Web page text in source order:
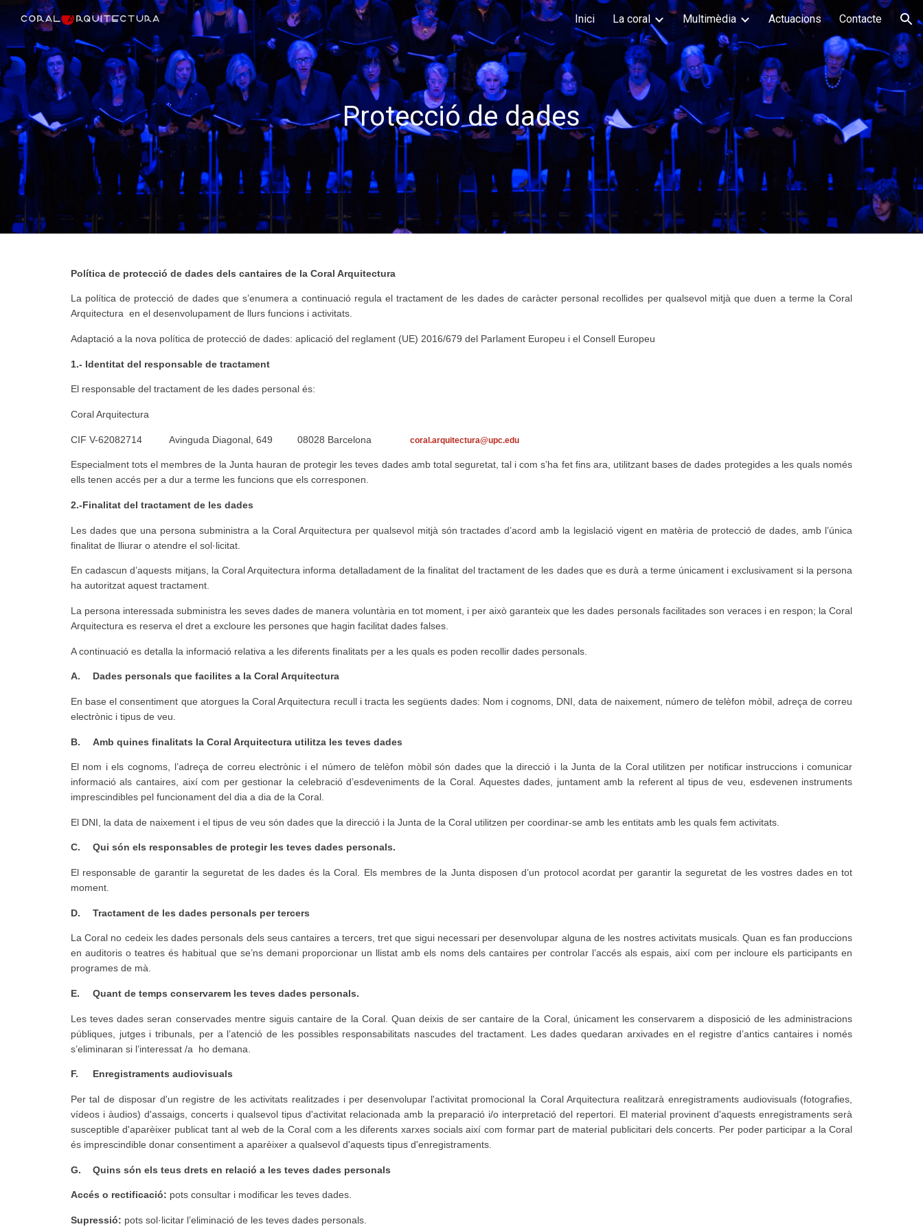
Skip to main content Skip to navigation
Inici La coral Multimèdia Actuacions Contacte
Protecció de dades
Política de protecció de dades dels cantaires de la Coral Arquitectura
La política de protecció de dades que s’enumera a continuació regula el tractament de les dades de caràcter personal recollides per qualsevol mitjà que duen a terme la Coral
Arquitectura en el desenvolupament de llurs funcions i activitats.
Adaptació a la nova política de protecció de dades: aplicació del reglament (UE) 2016/679 del Parlament Europeu i el Consell Europeu
1.- Identitat del responsable de tractament
El responsable del tractament de les dades personal és:
Coral Arquitectura
CIF V-62082714 Avinguda Diagonal, 649 08028 Barcelona coral.arquitectura@upc.edu
Especialment tots el membres de la Junta hauran de protegir les teves dades amb total seguretat, tal i com s’ha fet fins ara, utilitzant bases de dades protegides a les quals només
ells tenen accés per a dur a terme les funcions que els corresponen.
2.-Finalitat del tractament de les dades
Les dades que una persona subministra a la Coral Arquitectura per qualsevol mitjà són tractades d’acord amb la legislació vigent en matèria de protecció de dades, amb l’única
finalitat de lliurar o atendre el sol·licitat.
En cadascun d’aquests mitjans, la Coral Arquitectura informa detalladament de la finalitat del tractament de les dades que es durà a terme únicament i exclusivament si la persona
ha autoritzat aquest tractament.
La persona interessada subministra les seves dades de manera voluntària en tot moment, i per això garanteix que les dades personals facilitades son veraces i en respon; la Coral
Arquitectura es reserva el dret a excloure les persones que hagin facilitat dades falses.
A continuació es detalla la informació relativa a les diferents finalitats per a les quals es poden recollir dades personals.
A. Dades personals que facilites a la Coral Arquitectura
En base el consentiment que atorgues la Coral Arquitectura recull i tracta les següents dades: Nom i cognoms, DNI, data de naixement, número de telèfon mòbil, adreça de correu
electrònic i tipus de veu.
B. Amb quines finalitats la Coral Arquitectura utilitza les teves dades
El nom i els cognoms, l’adreça de correu electrònic i el número de telèfon mòbil són dades que la direcció i la Junta de la Coral utilitzen per notificar instruccions i comunicar
informació als cantaires, així com per gestionar la celebració d’esdeveniments de la Coral. Aquestes dades, juntament amb la referent al tipus de veu, esdevenen instruments
imprescindibles pel funcionament del dia a dia de la Coral.
El DNI, la data de naixement i el tipus de veu són dades que la direcció i la Junta de la Coral utilitzen per coordinar-se amb les entitats amb les quals fem activitats.
C. Qui són els responsables de protegir les teves dades personals.
El responsable de garantir la seguretat de les dades és la Coral. Els membres de la Junta disposen d’un protocol acordat per garantir la seguretat de les vostres dades en tot
moment.
D. Tractament de les dades personals per tercers
La Coral no cedeix les dades personals dels seus cantaires a tercers, tret que sigui necessari per desenvolupar alguna de les nostres activitats musicals. Quan es fan produccions
en auditoris o teatres és habitual que se’ns demani proporcionar un llistat amb els noms dels cantaires per controlar l’accés als espais, així com per incloure els participants en
programes de mà.
E. Quant de temps conservarem les teves dades personals.
Les teves dades seran conservades mentre siguis cantaire de la Coral. Quan deixis de ser cantaire de la Coral, únicament les conservarem a disposició de les administracions
públiques, jutges i tribunals, per a l’atenció de les possibles responsabilitats nascudes del tractament. Les dades quedaran arxivades en el registre d’antics cantaires i només
s’eliminaran si l’interessat /a ho demana.
F. Enregistraments audiovisuals
Per tal de disposar d'un registre de les activitats realitzades i per desenvolupar l'activitat promocional la Coral Arquitectura realitzarà enregistraments audiovisuals (fotografies,
vídeos i àudios) d'assaigs, concerts i qualsevol tipus d'activitat relacionada amb la preparació i/o interpretació del repertori. El material provinent d'aquests enregistraments serà
susceptible d'aparèixer publicat tant al web de la Coral com a les diferents xarxes socials així com formar part de material publicitari dels concerts. Per poder participar a la Coral
és imprescindible donar consentiment a aparèixer a qualsevol d'aquests tipus d'enregistraments.
G. Quins són els teus drets en relació a les teves dades personals
Accés o rectificació: pots consultar i modificar les teves dades.
Supressió: pots sol·licitar l’eliminació de les teves dades personals.